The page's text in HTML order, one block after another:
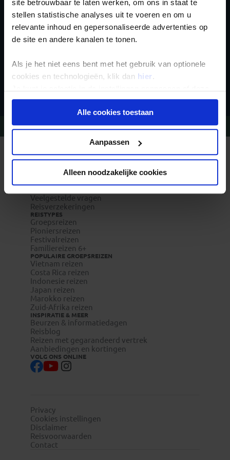
site betrouwbaar te laten werken, om ons in staat te
stellen statistische analyses uit te voeren en om u
relevante inhoud en gepersonaliseerde advertenties op
de site en andere kanalen te tonen.
Als je het niet eens bent met het gebruik van optionele
cookies en technologieën, klik dan hier .
onder aan de pagina op elk gewenst moment voor de
toekomst wijzigen.Alle cookies toestaan
Aanpassen
Alleen noodzakelijke cookies
Inschrijven
Vragen?Bel 020-7887700
REIZEN MET KONING AAP
Waarom Koning Aap?
Bestemmingen
Veelgestelde vragen
Reisverzekeringen
REISTYPES
Groepsreizen
Pioniersreizen
Festivalreizen
Familiereizen 6+
POPULAIRE GROEPSREIZEN
Vietnam reizen
Costa Rica reizen
Indonesie reizen
Japan reizen
Marokko reizen
Zuid-Afrika reizen
INSPIRATIE & MEER
Beurzen & informatiedagen
Reisblog
Reizen met gegarandeerd vertrek
Aanbiedingen en kortingen
VOLG ONS ONLINE
Privacy
Cookies instellingen
Disclaimer
Reisvoorwaarden
Contact